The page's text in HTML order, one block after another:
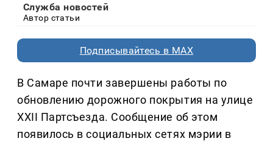
Служба новостей
Автор статьи
Подписывайтесь в MAX
В Самаре почти завершены работы по
обновлению дорожного покрытия на улице
XXII Партсъезда. Сообщение об этом
появилось в социальных сетях мэрии в